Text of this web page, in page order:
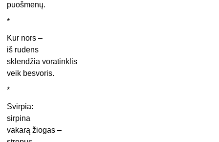
puošmenų.
*
Kur nors –
iš rudens
sklendžia voratinklis
veik besvoris.
*
Svirpia:
sirpina
vakarą žiogas –